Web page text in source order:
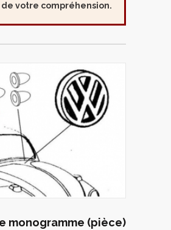
votre compréhension.
monogramme (pièce)